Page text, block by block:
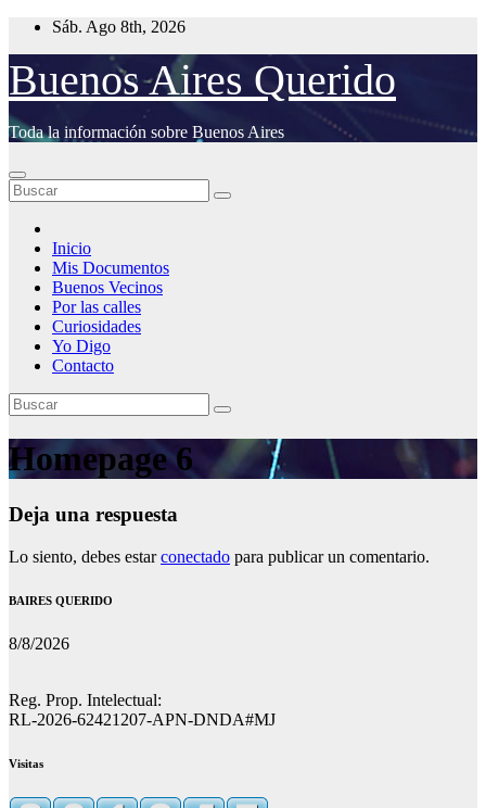
Saltar
contenido
Sáb. Ago 8th, 2026
Buenos Aires Querido
Toda la información sobre Buenos Aires
Inicio
Mis Documentos
Buenos Vecinos
Por las calles
Curiosidades
Yo Digo
Contacto
Homepage 6
Deja una respuesta
Lo siento, debes estarconectado para publicar un comentario.
BAIRES QUERIDO
8/8/2026
Reg. Prop. Intelectual:
RL-2026-62421207-APN-DNDA#MJ
Visitas